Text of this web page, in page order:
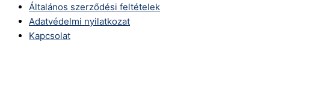
Általános szerződési feltételek
Adatvédelmi nyilatkozat
Kapcsolat